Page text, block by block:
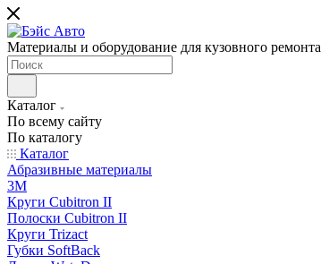
Материалы и оборудование для кузовного ремонта
Каталог
По всему сайту
По каталогу
Каталог
Абразивные материалы
3M
Круги Cubitron II
Полоски Cubitron II
Круги Trizact
Губки SoftBack